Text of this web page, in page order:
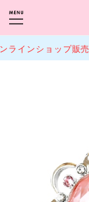
ンショップ販売